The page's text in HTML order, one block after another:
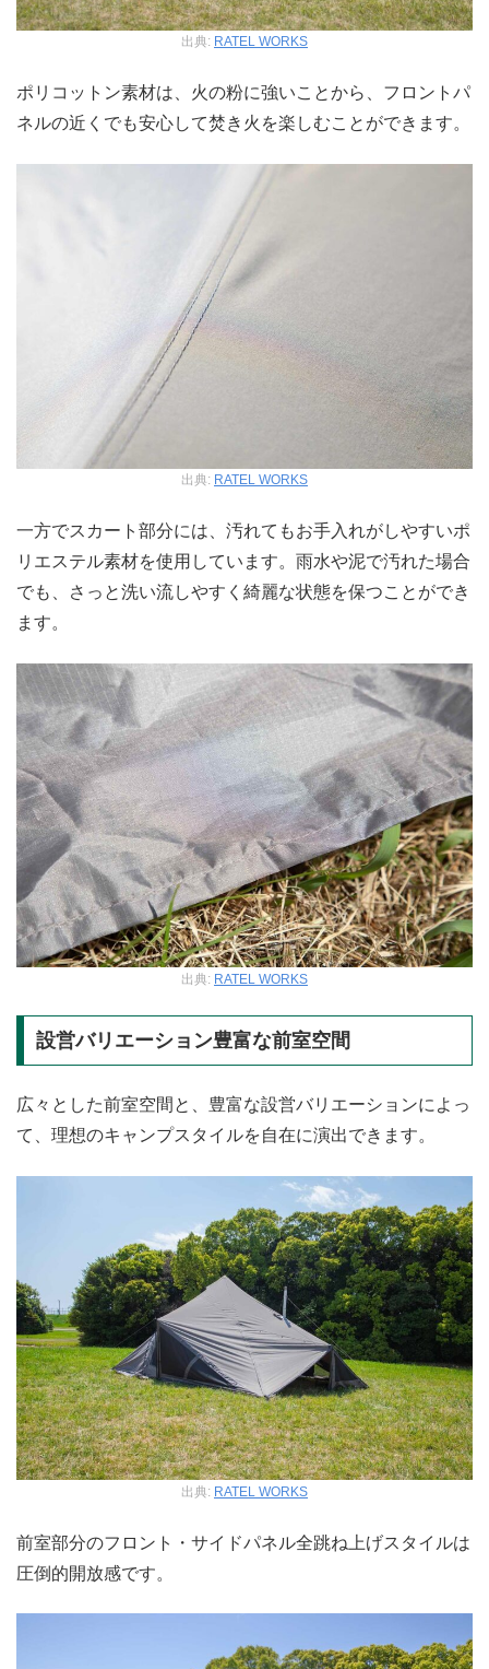
出典: RATEL WORKS
ポリコットン素材は、火の粉に強いことから、フロントパ
ネルの近くでも安心して焚き火を楽しむことができます。
出典: RATEL WORKS
一方でスカート部分には、汚れてもお手入れがしやすいポ
リエステル素材を使用しています。雨水や泥で汚れた場合
でも、さっと洗い流しやすく綺麗な状態を保つことができ
ます。
出典: RATEL WORKS
設営バリエーション豊富な前室空間
広々とした前室空間と、豊富な設営バリエーションによっ
て、理想のキャンプスタイルを自在に演出できます。
出典: RATEL WORKS
前室部分のフロント・サイドパネル全跳ね上げスタイルは
圧倒的開放感です。